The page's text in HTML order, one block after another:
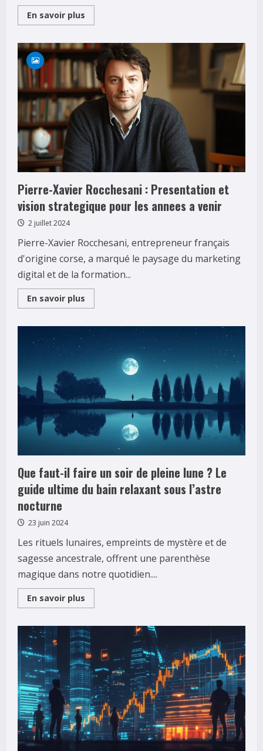
En savoir plus
more
erreurs
a
eviter
lors
de
l’Achat
de
smartphones
reconditionnes
Pierre-Xavier Rocchesani : Presentation et
vision strategique pour les annees a venir
2 juillet 2024
Pierre-Xavier Rocchesani, entrepreneur français
d'origine corse, a marqué le paysage du marketing
digital et de la formation...
En savoir plus
more
Xavier
Rocchesani
Presentation
vision
strategique
pour
les
annees
a
venir
Que faut-il faire un soir de pleine lune ? Le
guide ultime du bain relaxant sous l’astre
nocturne
23 juin 2024
Les rituels lunaires, empreints de mystère et de
sagesse ancestrale, offrent une parenthèse
magique dans notre quotidien....
En savoir plus
more
faut-
il
faire
un
soir
de
pleine
lune
?
Le
guide
ultime
du
bain